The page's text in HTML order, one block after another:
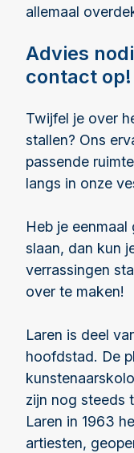
allemaal
Advies
contact op!
Twijfel je over
stallen? Ons
passende
langs in onze
Heb je
slaan, dan kun
verrassingen
over te maken!
Laren is deel
hoofdstad. De
zijn nog steeds
Laren in 1963
artiesten,